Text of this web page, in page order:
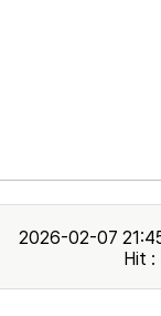
2026-02-07
Hit :